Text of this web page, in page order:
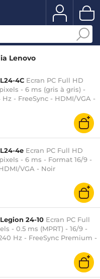
Lenovo
4C Ecran PC Full HD
- 6 ms (gris à gris) -
Hz - FreeSync - HDMI/VGA -
4e Ecran PC Full HD
- 6 ms - Format 16/9 -
VGA - Noir
24-10 Ecran PC Full
- 0.5 ms (MPRT) - 16/9 -
Hz - FreeSync Premium -
- Noir